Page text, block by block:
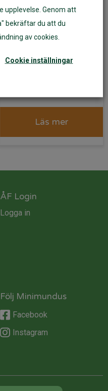
ekologisk bomull
Läs mer
ÅF Login
Logga in
Följ Minimundus
Facebook
Instagram
upplevelse. Genom att
bekräftar du att du
av cookies.
Cookie inställningar